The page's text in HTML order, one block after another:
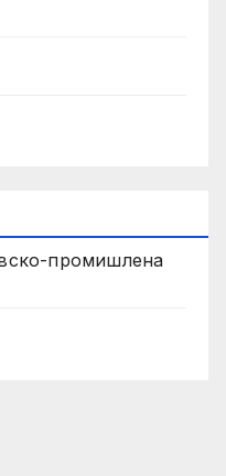
промишлена